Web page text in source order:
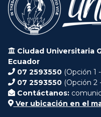
Ciudad Universitaria
Ecuador
07 2593550 (Opción 1
07 2593550 (Opción 2
Contáctanos:
Ver ubicación en el